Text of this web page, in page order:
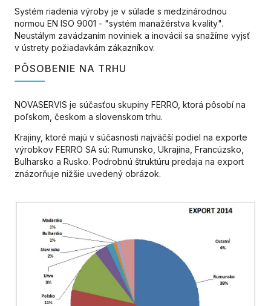
Systém riadenia výroby je v súlade s medzinárodnou
normou EN ISO 9001 - "systém manažérstva kvality".
Neustálym zavádzaním noviniek a inovácií sa snažíme vyjsť
v ústrety požiadavkám zákazníkov.
PÔSOBENIE NA TRHU
NOVASERVIS je súčasťou skupiny FERRO, ktorá pôsobí na
poľskom, českom a slovenskom trhu.
Krajiny, ktoré majú v súčasnosti najväčší podiel na exporte
výrobkov FERRO SA sú: Rumunsko, Ukrajina, Francúzsko,
Bulharsko a Rusko. Podrobnú štruktúru predaja na export
znázorňuje nižšie uvedený obrázok.